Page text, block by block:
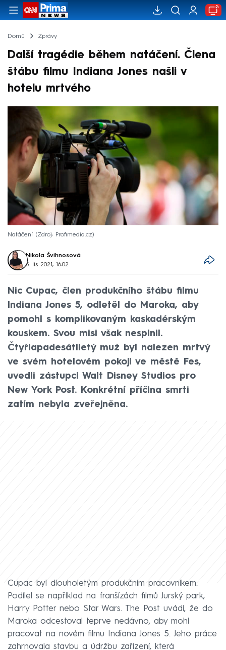
Domů Zprávy
Další tragédie během natáčení. Člena
štábu filmu Indiana Jones našli v
hotelu mrtvého
Natáčení Zdroj: Profimedia.cz
Nikola Švihnosová
5. lis 2021, 16:02
Nic Cupac, člen produkčního štábu filmu
Indiana Jones 5, odletěl do Maroka, aby
pomohl s komplikovaným kaskadérským
kouskem. Svou misi však nesplnil.
Čtyřiapadesátiletý muž byl nalezen mrtvý
ve svém hotelovém pokoji ve městě Fes,
uvedli zástupci Walt Disney Studios pro
New York Post. Konkrétní příčina smrti
zatím nebyla zveřejněna.
Cupac byl dlouholetým produkčním pracovníkem.
Podílel se například na franšízách filmů Jurský park,
Harry Potter nebo Star Wars. The Post uvádí, že do
Maroka odcestoval teprve nedávno, aby mohl
pracovat na novém filmu Indiana Jones 5. Jeho práce
zahrnovala stavbu a údržbu zařízení, která